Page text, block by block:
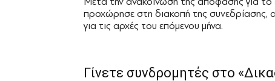
προχώρησε στη διακοπή της
για τις αρχές του επόμενου μήνα.
Γίνετε συνδρομητές στο